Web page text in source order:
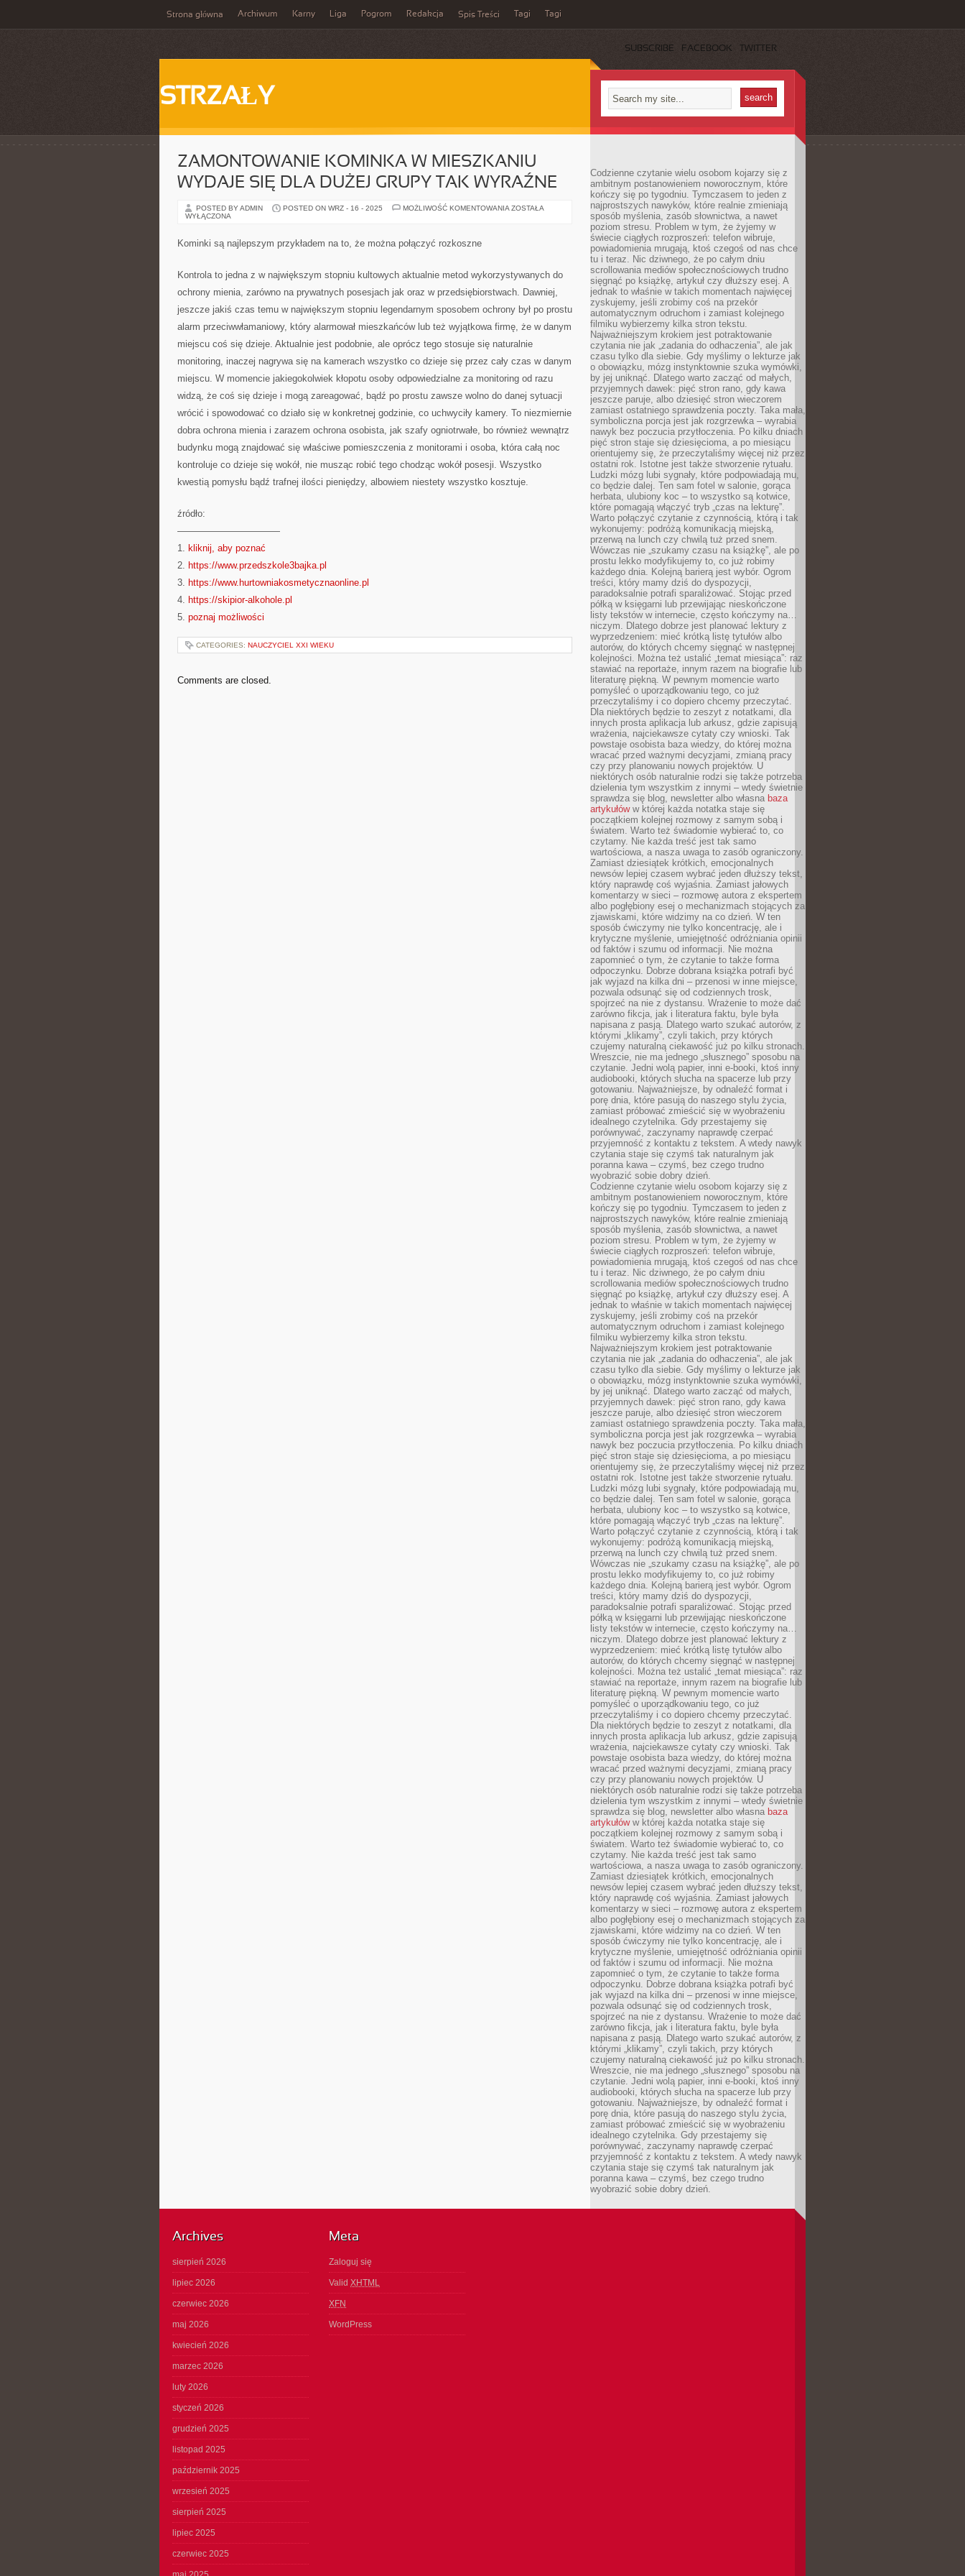
Strona główna Archiwum Karny Liga Pogrom Redakcja Spis Treści Tagi Tagi
SUBSCRIBE FACEBOOK TWITTER
STRZAŁY
ZAMONTOWANIE KOMINKA W MIESZKANIU
WYDAJE SIĘ DLA DUŻEJ GRUPY TAK WYRAŹNE
POSTED BY ADMIN POSTED ON WRZ - 16 - 2025 MOŻLIWOŚĆ KOMENTOWANIA ZAMONTOWANIE
GRUPY
TAK
ZOSTAŁA
WYŁĄCZONA
Kominki są najlepszym przykładem na to, że można połączyć rozkoszne
Kontrola to jedna z w największym stopniu kultowych aktualnie metod wykorzystywanych do
ochrony mienia, zarówno na prywatnych posesjach jak oraz w przedsiębiorstwach. Dawniej,
jeszcze jakiś czas temu w największym stopniu legendarnym sposobem ochrony był po prostu
alarm przeciwwłamaniowy, który alarmował mieszkańców lub też wyjątkowa firmę, że w danym
miejscu coś się dzieje. Aktualnie jest podobnie, ale oprócz tego stosuje się naturalnie
monitoring, inaczej nagrywa się na kamerach wszystko co dzieje się przez cały czas w danym
miejscu. W momencie jakiegokolwiek kłopotu osoby odpowiedzialne za monitoring od razu
widzą, że coś się dzieje i mogą zareagować, bądź po prostu zawsze wolno do danej sytuacji
wrócić i spowodować co działo się w konkretnej godzinie, co uchwyciły kamery. To niezmiernie
dobra ochrona mienia i zarazem ochrona osobista, jak szafy ogniotrwałe, bo również wewnątrz
budynku mogą znajdować się właściwe pomieszczenia z monitorami i osoba, która całą noc
kontroluje co dzieje się wokół, nie musząc robić tego chodząc wokół posesji. Wszystko
kwestią pomysłu bądź trafnej ilości pieniędzy, albowiem niestety wszystko kosztuje.
źródło:
———————————
1. kliknij, aby poznać
2. https://www.przedszkole3bajka.pl
3. https://www.hurtowniakosmetycznaonline.pl
4. https://skipior-alkohole.pl
5. poznaj możliwości
CATEGORIES: NAUCZYCIEL XXI WIEKU
Comments are closed.
Codzienne czytanie wielu osobom kojarzy się z
ambitnym postanowieniem noworocznym, które
kończy się po tygodniu. Tymczasem to jeden z
najprostszych nawyków, które realnie zmieniają
sposób myślenia, zasób słownictwa, a nawet
poziom stresu. Problem w tym, że żyjemy w
świecie ciągłych rozproszeń: telefon wibruje,
powiadomienia mrugają, ktoś czegoś od nas chce
tu i teraz. Nic dziwnego, że po całym dniu
scrollowania mediów społecznościowych trudno
sięgnąć po książkę, artykuł czy dłuższy esej. A
jednak to właśnie w takich momentach najwięcej
zyskujemy, jeśli zrobimy coś na przekór
automatycznym odruchom i zamiast kolejnego
filmiku wybierzemy kilka stron tekstu.
Najważniejszym krokiem jest potraktowanie
czytania nie jak „zadania do odhaczenia”, ale jak
czasu tylko dla siebie. Gdy myślimy o lekturze jak
o obowiązku, mózg instynktownie szuka wymówki,
by jej uniknąć. Dlatego warto zacząć od małych,
przyjemnych dawek: pięć stron rano, gdy kawa
jeszcze paruje, albo dziesięć stron wieczorem
zamiast ostatniego sprawdzenia poczty. Taka mała,
symboliczna porcja jest jak rozgrzewka – wyrabia
nawyk bez poczucia przytłoczenia. Po kilku dniach
pięć stron staje się dziesięcioma, a po miesiącu
orientujemy się, że przeczytaliśmy więcej niż przez
ostatni rok. Istotne jest także stworzenie rytuału.
Ludzki mózg lubi sygnały, które podpowiadają mu,
co będzie dalej. Ten sam fotel w salonie, gorąca
herbata, ulubiony koc – to wszystko są kotwice,
które pomagają włączyć tryb „czas na lekturę”.
Warto połączyć czytanie z czynnością, którą i tak
wykonujemy: podróżą komunikacją miejską,
przerwą na lunch czy chwilą tuż przed snem.
Wówczas nie „szukamy czasu na książkę”, ale po
prostu lekko modyfikujemy to, co już robimy
każdego dnia. Kolejną barierą jest wybór. Ogrom
treści, który mamy dziś do dyspozycji,
paradoksalnie potrafi sparaliżować. Stojąc przed
półką w księgarni lub przewijając nieskończone
listy tekstów w internecie, często kończymy na…
niczym. Dlatego dobrze jest planować lektury z
wyprzedzeniem: mieć krótką listę tytułów albo
autorów, do których chcemy sięgnąć w następnej
kolejności. Można też ustalić „temat miesiąca”: raz
stawiać na reportaże, innym razem na biografie lub
literaturę piękną. W pewnym momencie warto
pomyśleć o uporządkowaniu tego, co już
przeczytaliśmy i co dopiero chcemy przeczytać.
Dla niektórych będzie to zeszyt z notatkami, dla
innych prosta aplikacja lub arkusz, gdzie zapisują
wrażenia, najciekawsze cytaty czy wnioski. Tak
powstaje osobista baza wiedzy, do której można
wracać przed ważnymi decyzjami, zmianą pracy
czy przy planowaniu nowych projektów. U
niektórych osób naturalnie rodzi się także potrzeba
dzielenia tym wszystkim z innymi – wtedy świetnie
sprawdza się blog, newsletter albo własna baza
artykułóww której każda notatka staje się
początkiem kolejnej rozmowy z samym sobą i
światem. Warto też świadomie wybierać to, co
czytamy. Nie każda treść jest tak samo
wartościowa, a nasza uwaga to zasób ograniczony.
Zamiast dziesiątek krótkich, emocjonalnych
newsów lepiej czasem wybrać jeden dłuższy tekst,
który naprawdę coś wyjaśnia. Zamiast jałowych
komentarzy w sieci – rozmowę autora z ekspertem
albo pogłębiony esej o mechanizmach stojących za
zjawiskami, które widzimy na co dzień. W ten
sposób ćwiczymy nie tylko koncentrację, ale i
krytyczne myślenie, umiejętność odróżniania opinii
od faktów i szumu od informacji. Nie można
zapomnieć o tym, że czytanie to także forma
odpoczynku. Dobrze dobrana książka potrafi być
jak wyjazd na kilka dni – przenosi w inne miejsce,
pozwala odsunąć się od codziennych trosk,
spojrzeć na nie z dystansu. Wrażenie to może dać
zarówno fikcja, jak i literatura faktu, byle była
napisana z pasją. Dlatego warto szukać autorów, z
którymi „klikamy”, czyli takich, przy których
czujemy naturalną ciekawość już po kilku stronach.
Wreszcie, nie ma jednego „słusznego” sposobu na
czytanie. Jedni wolą papier, inni e-booki, ktoś inny
audiobooki, których słucha na spacerze lub przy
gotowaniu. Najważniejsze, by odnaleźć format i
porę dnia, które pasują do naszego stylu życia,
zamiast próbować zmieścić się w wyobrażeniu
idealnego czytelnika. Gdy przestajemy się
porównywać, zaczynamy naprawdę czerpać
przyjemność z kontaktu z tekstem. A wtedy nawyk
czytania staje się czymś tak naturalnym jak
poranna kawa – czymś, bez czego trudno
wyobrazić sobie dobry dzień.
Codzienne czytanie wielu osobom kojarzy się z
ambitnym postanowieniem noworocznym, które
kończy się po tygodniu. Tymczasem to jeden z
najprostszych nawyków, które realnie zmieniają
sposób myślenia, zasób słownictwa, a nawet
poziom stresu. Problem w tym, że żyjemy w
świecie ciągłych rozproszeń: telefon wibruje,
powiadomienia mrugają, ktoś czegoś od nas chce
tu i teraz. Nic dziwnego, że po całym dniu
scrollowania mediów społecznościowych trudno
sięgnąć po książkę, artykuł czy dłuższy esej. A
jednak to właśnie w takich momentach najwięcej
zyskujemy, jeśli zrobimy coś na przekór
automatycznym odruchom i zamiast kolejnego
filmiku wybierzemy kilka stron tekstu.
Najważniejszym krokiem jest potraktowanie
czytania nie jak „zadania do odhaczenia”, ale jak
czasu tylko dla siebie. Gdy myślimy o lekturze jak
o obowiązku, mózg instynktownie szuka wymówki,
by jej uniknąć. Dlatego warto zacząć od małych,
przyjemnych dawek: pięć stron rano, gdy kawa
jeszcze paruje, albo dziesięć stron wieczorem
zamiast ostatniego sprawdzenia poczty. Taka mała,
symboliczna porcja jest jak rozgrzewka – wyrabia
nawyk bez poczucia przytłoczenia. Po kilku dniach
pięć stron staje się dziesięcioma, a po miesiącu
orientujemy się, że przeczytaliśmy więcej niż przez
ostatni rok. Istotne jest także stworzenie rytuału.
Ludzki mózg lubi sygnały, które podpowiadają mu,
co będzie dalej. Ten sam fotel w salonie, gorąca
herbata, ulubiony koc – to wszystko są kotwice,
które pomagają włączyć tryb „czas na lekturę”.
Warto połączyć czytanie z czynnością, którą i tak
wykonujemy: podróżą komunikacją miejską,
przerwą na lunch czy chwilą tuż przed snem.
Wówczas nie „szukamy czasu na książkę”, ale po
prostu lekko modyfikujemy to, co już robimy
każdego dnia. Kolejną barierą jest wybór. Ogrom
treści, który mamy dziś do dyspozycji,
paradoksalnie potrafi sparaliżować. Stojąc przed
półką w księgarni lub przewijając nieskończone
listy tekstów w internecie, często kończymy na…
niczym. Dlatego dobrze jest planować lektury z
wyprzedzeniem: mieć krótką listę tytułów albo
autorów, do których chcemy sięgnąć w następnej
kolejności. Można też ustalić „temat miesiąca”: raz
stawiać na reportaże, innym razem na biografie lub
literaturę piękną. W pewnym momencie warto
pomyśleć o uporządkowaniu tego, co już
przeczytaliśmy i co dopiero chcemy przeczytać.
Dla niektórych będzie to zeszyt z notatkami, dla
innych prosta aplikacja lub arkusz, gdzie zapisują
wrażenia, najciekawsze cytaty czy wnioski. Tak
powstaje osobista baza wiedzy, do której można
wracać przed ważnymi decyzjami, zmianą pracy
czy przy planowaniu nowych projektów. U
niektórych osób naturalnie rodzi się także potrzeba
dzielenia tym wszystkim z innymi – wtedy świetnie
sprawdza się blog, newsletter albo własna baza
artykułóww której każda notatka staje się
początkiem kolejnej rozmowy z samym sobą i
światem. Warto też świadomie wybierać to, co
czytamy. Nie każda treść jest tak samo
wartościowa, a nasza uwaga to zasób ograniczony.
Zamiast dziesiątek krótkich, emocjonalnych
newsów lepiej czasem wybrać jeden dłuższy tekst,
który naprawdę coś wyjaśnia. Zamiast jałowych
komentarzy w sieci – rozmowę autora z ekspertem
albo pogłębiony esej o mechanizmach stojących za
zjawiskami, które widzimy na co dzień. W ten
sposób ćwiczymy nie tylko koncentrację, ale i
krytyczne myślenie, umiejętność odróżniania opinii
od faktów i szumu od informacji. Nie można
zapomnieć o tym, że czytanie to także forma
odpoczynku. Dobrze dobrana książka potrafi być
jak wyjazd na kilka dni – przenosi w inne miejsce,
pozwala odsunąć się od codziennych trosk,
spojrzeć na nie z dystansu. Wrażenie to może dać
zarówno fikcja, jak i literatura faktu, byle była
napisana z pasją. Dlatego warto szukać autorów, z
którymi „klikamy”, czyli takich, przy których
czujemy naturalną ciekawość już po kilku stronach.
Wreszcie, nie ma jednego „słusznego” sposobu na
czytanie. Jedni wolą papier, inni e-booki, ktoś inny
audiobooki, których słucha na spacerze lub przy
gotowaniu. Najważniejsze, by odnaleźć format i
porę dnia, które pasują do naszego stylu życia,
zamiast próbować zmieścić się w wyobrażeniu
idealnego czytelnika. Gdy przestajemy się
porównywać, zaczynamy naprawdę czerpać
przyjemność z kontaktu z tekstem. A wtedy nawyk
czytania staje się czymś tak naturalnym jak
poranna kawa – czymś, bez czego trudno
wyobrazić sobie dobry dzień.
Archives
sierpień 2026
lipiec 2026
czerwiec 2026
maj 2026
kwiecień 2026
marzec 2026
luty 2026
styczeń 2026
grudzień 2025
listopad 2025
październik 2025
wrzesień 2025
sierpień 2025
lipiec 2025
czerwiec 2025
Meta
Zaloguj się
Valid XHTML
XFN
WordPress